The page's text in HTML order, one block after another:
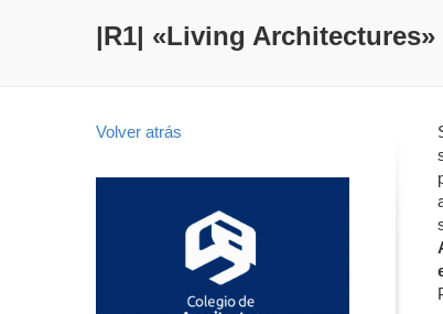
|R1| «Living
Volver atrás